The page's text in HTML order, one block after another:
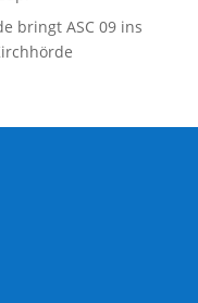
bringt ASC 09 ins